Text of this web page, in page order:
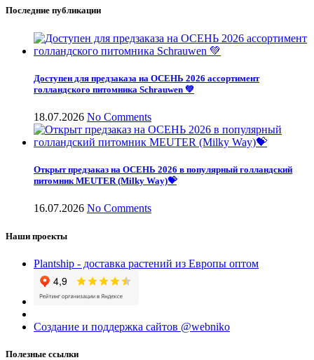
Последние публикации
Доступен для предзаказа на ОСЕНЬ 2026 ассортимент
голландского питомника Schrauwen 💚
18.07.2026 No Comments
Открыт предзаказ на ОСЕНЬ 2026 в популярный голландский
питомник MEUTER (Milky Way)💝
16.07.2026 No Comments
Наши проекты
Plantship - доставка растений из Европы оптом
Создание и поддержка сайтов @webniko
Полезные ссылки